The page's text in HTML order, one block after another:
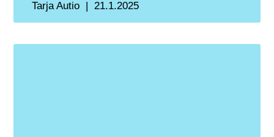
Tarja Autio 21.1.2025